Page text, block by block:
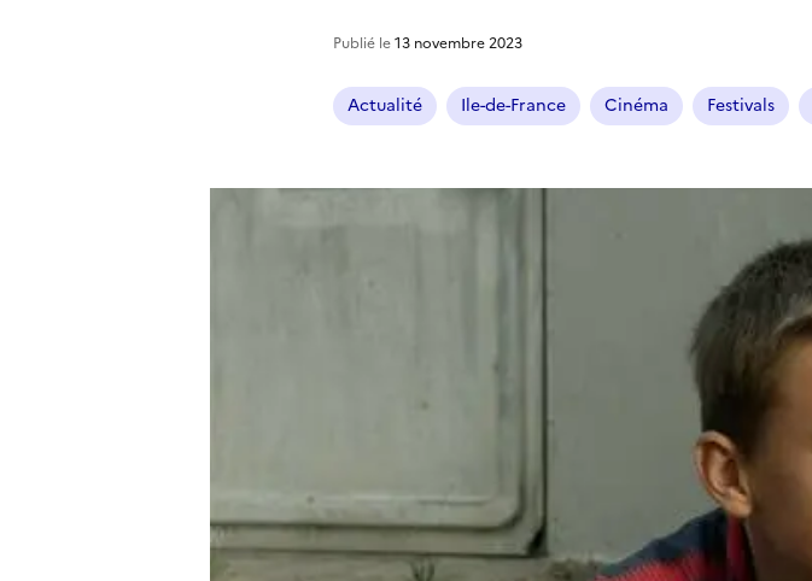
Publié le13 novembre 2023
Actualité Ile-de-France Cinéma Festivals